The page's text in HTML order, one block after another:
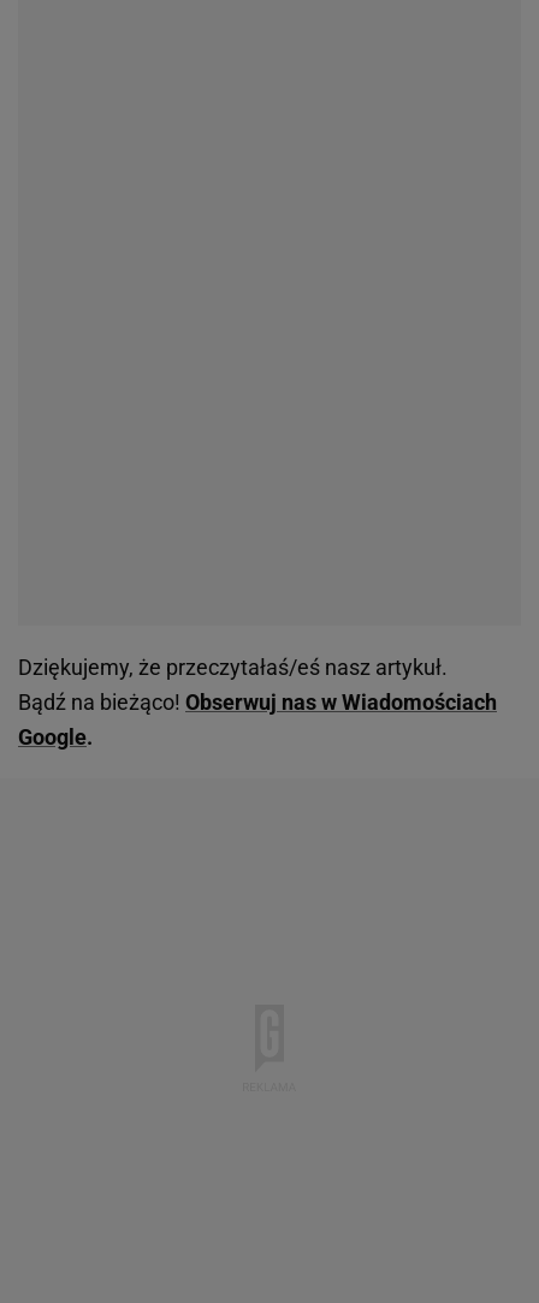
Dziękujemy, że przeczytałaś/eś nasz artykuł.
Bądź na bieżąco! Obserwuj nas w Wiadomościach
Google.